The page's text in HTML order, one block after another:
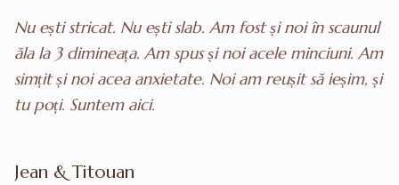
Nu ești stricat. Nu ești slab. Am fost și noi în scaunul
ăla la 3 dimineața. Am spus și noi acele minciuni. Am
simțit și noi acea anxietate. Noi am reușit să ieșim, și
tu poți. Suntem aici.
Jean & Titouan